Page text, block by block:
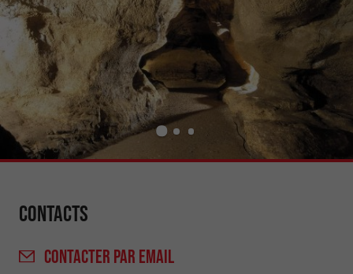
Contacts
CONTACTER PAR EMAIL